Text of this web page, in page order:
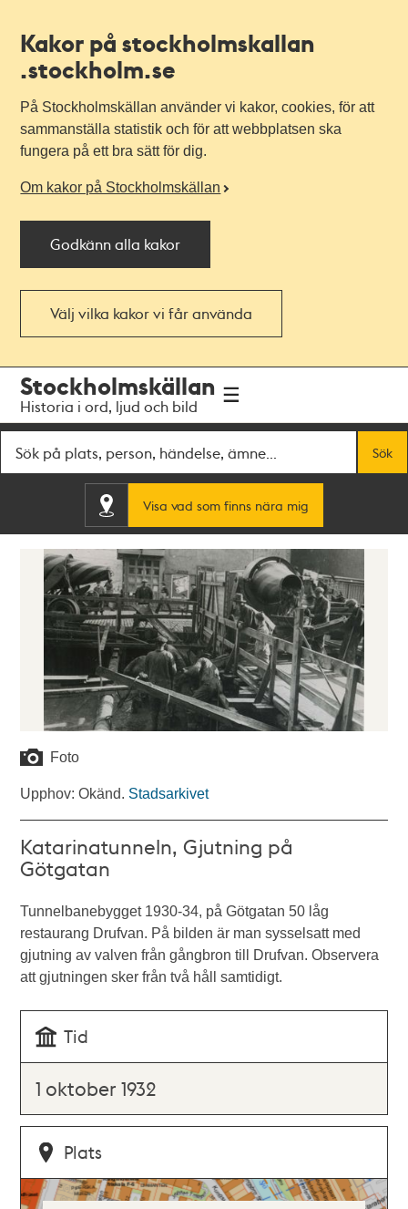
Kakor på stockholmskallan
.stockholm.se
På Stockholmskällan använder vi kakor, cookies, för att
sammanställa statistik och för att webbplatsen ska
fungera på ett bra sätt för dig.
Om kakor på Stockholmskällan
Godkänn alla kakor
Välj vilka kakor vi får använda
navigationen
huvudinnehållet
Stockholmskällan
Historia i ord, ljud och bild
Sök
Visa vad som finns nära mig
Foto
Upphov: Okänd. Stadsarkivet
Katarinatunneln, Gjutning på
Götgatan
Tunnelbanebygget 1930-34, på Götgatan 50 låg
restaurang Drufvan. På bilden är man sysselsatt med
gjutning av valven från gångbron till Drufvan. Observera
att gjutningen sker från två håll samtidigt.
Tid
1 oktober 1932
Plats